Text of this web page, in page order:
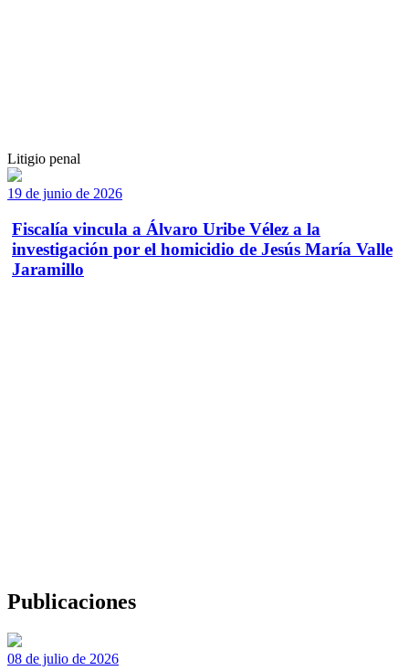
Litigio penal
19 de junio de 2026
Fiscalía vincula a Álvaro Uribe Vélez a la
investigación por el homicidio de Jesús María Valle
Jaramillo
Publicaciones
08 de julio de 2026